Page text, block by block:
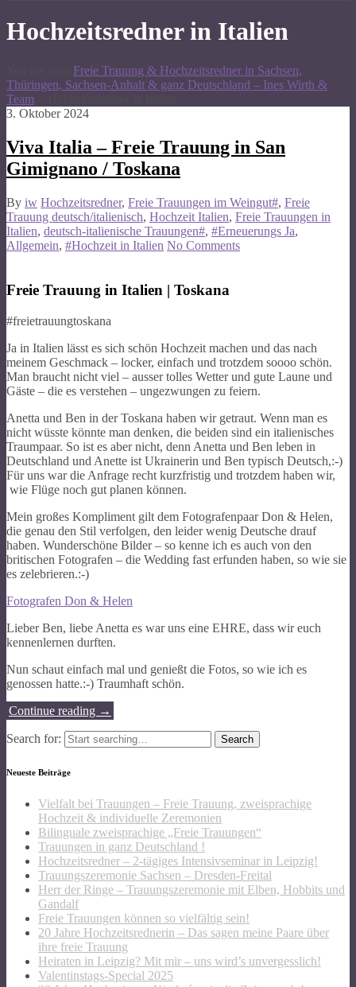
Hochzeitsredner in Italien
Freie Trauung & Hochzeitsredner in Sachsen,
Thüringen, Sachsen-Anhalt & ganz Deutschland – Ines Wirth &
Team
3. Oktober 2024
Viva Italia – Freie Trauung in San
Gimignano / Toskana
By iw Hochzeitsredner, Freie Trauungen im Weingut#, Freie
Trauung deutsch/italienisch, Hochzeit Italien, Freie Trauungen in
Italien, deutsch-italienische Trauungen#, #Erneuerungs Ja,
Allgemein, #Hochzeit in Italien No Comments
Freie Trauung in Italien | Toskana
#freietrauungtoskana
Ja in Italien lässt es sich schön Hochzeit machen und das nach
meinem Geschmack – locker, einfach und trotzdem soooo schön.
Man braucht nicht viel – ausser tolles Wetter und gute Laune und
Gäste – die es verstehen – ungezwungen zu feiern.
Anetta und Ben in der Toskana haben wir getraut. Wenn man es
nicht wüsste könnte man denken, die beiden sind ein italienisches
Traumpaar. So ist es aber nicht, denn Anetta und Ben leben in
Deutschland und Anette ist Ukrainerin und Ben typisch Deutsch,:-)
Für uns war die Anfrage recht kurzfristig und trotzdem haben wir,
wie Flüge noch gut planen können.
Mein großes Kompliment gilt dem Fotografenpaar Don & Helen,
die genau den Stil verfolgen, den leider wenig Deutsche drauf
haben. Wunderschöne Bilder – so kenne ich es auch von den
britischen Fotografen – die Wedding fast erfunden haben, so wie sie
es zelebrieren.:-)
Fotografen Don & Helen
Lieber Ben, liebe Anetta es war uns eine EHRE, dass wir euch
kennenlernen durften.
Nun schaut einfach mal und genießt die Fotos, so wie ich es
genossen hatte.:-) Traumhaft schön.
Continue reading →
Search for:
Neueste Beiträge
Vielfalt bei Trauungen – Freie Trauung, zweisprachige
Hochzeit & individuelle Zeremonien
Bilinguale zweisprachige „Freie Trauungen“
Trauungen in ganz Deutschland !
Hochzeitsredner – 2-tägiges Intensivseminar in Leipzig!
Trauungszeremonie Sachsen – Dresden-Freital
Herr der Ringe – Trauungszeremonie mit Elben, Hobbits und
Gandalf
Freie Trauungen können so vielfältig sein!
20 Jahre Hochzeitsrednerin – Das sagen meine Paare über
ihre freie Trauung
Heiraten in Leipzig? Mit mir – uns wird’s unvergesslich!
Valentinstags-Special 2025